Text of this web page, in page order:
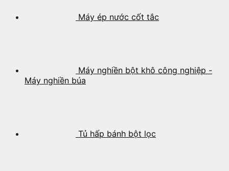
Máy ép nước cốt tắc
Máy nghiền bột khô công nghiệp -
Máy nghiền búa
Tủ hấp bánh bột lọc